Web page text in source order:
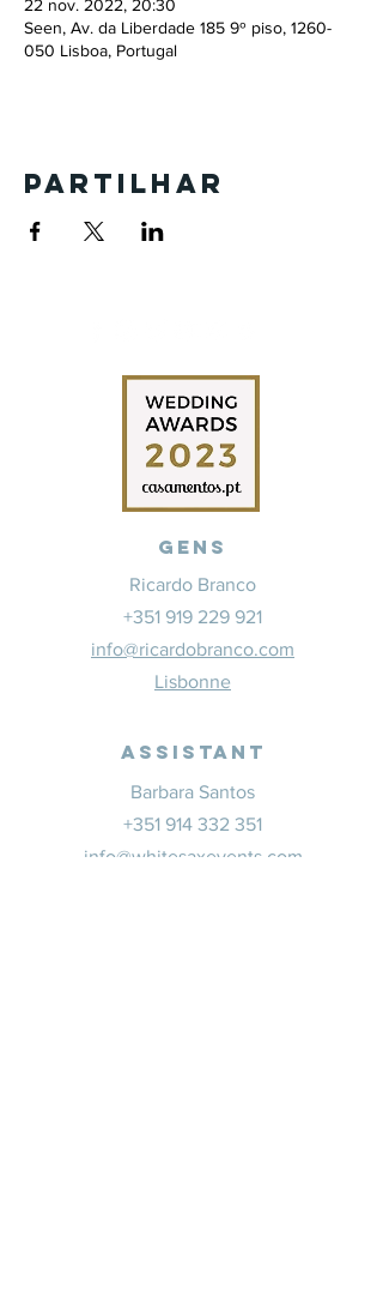
22 nov. 2022, 20:30
Seen, Av. da Liberdade 185 9º piso, 1260-
050 Lisboa, Portugal
Partilhar
Gens
Ricardo Branco
+351 919 229 921
info@ricardobranco.com
Lisbonne
Assistant
Barbara Santos
+351 914 332 351
info@whitesaxevents.com